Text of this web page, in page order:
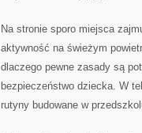
Na stronie sporo miejsca
aktywność na świeżym
dlaczego pewne zasady są
bezpieczeństwo dziecka. W
rutyny budowane w